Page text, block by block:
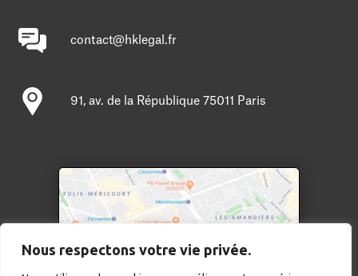
Nous respectons votre vie privée.
contact@hklegal.fr
91, av. de la République 75011 Paris